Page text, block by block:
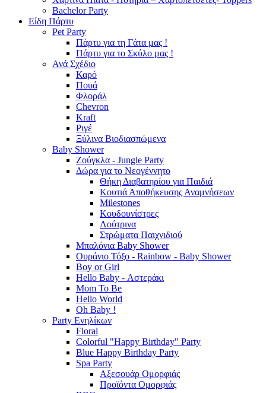
Bachelor Party
Είδη Πάρτυ
Pet Party
Πάρτυ για τη Γάτα μας !
Πάρτυ για το Σκύλο μας !
Ανά Σχέδιο
Καρό
Πουά
Φλοράλ
Chevron
Kraft
Ριγέ
Ξύλινα Βιοδιασπώμενα
Baby Shower
Ζούγκλα - Jungle Party
Δώρα για το Νεογέννητο
Θήκη Διαβατηρίου για Παιδιά
Κουτιά Αποθήκευσης Αναμνήσεων
Milestones
Κουδουνίστρες
Λούτρινα
Στρώματα Παιχνιδιού
Μπαλόνια Baby Shower
Ουράνιο Τόξο - Rainbow - Baby Shower
Boy or Girl
Hello Baby - Αστεράκι
Mom To Be
Hello World
Oh Baby !
Party Ενηλίκων
Floral
Colorful "Happy Birthday" Party
Blue Happy Birthday Party
Spa Party
Αξεσουάρ Ομορφιάς
Προϊόντα Ομορφιάς